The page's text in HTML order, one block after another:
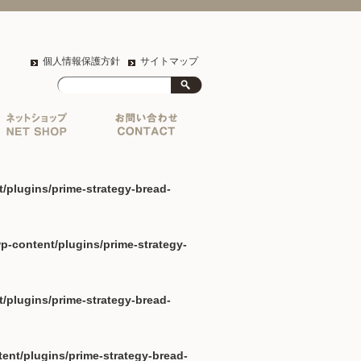
個人情報保護方針 サイトマップ
plugins/prime-strategy-bread-
content/plugins/prime-strategy-
plugins/prime-strategy-bread-
plugins/prime-strategy-bread-